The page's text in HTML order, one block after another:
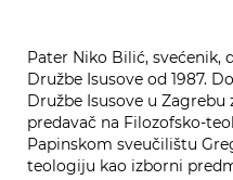
Pater Niko Bilić, svećenik,
Družbe Isusove od 1987.
Družbe Isusove u
predavač na Filozofsko-
Papinskom sveučilištu
teologiju kao izborni